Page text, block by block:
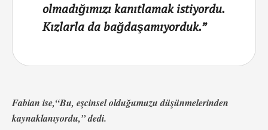
olmadığımızı kanıtlamak istiyordu.
Kızlarla da bağdaşamıyorduk.”
Fabian ise,“Bu, eşcinsel olduğumuzu düşünmelerinden
kaynaklanıyordu,” dedi.